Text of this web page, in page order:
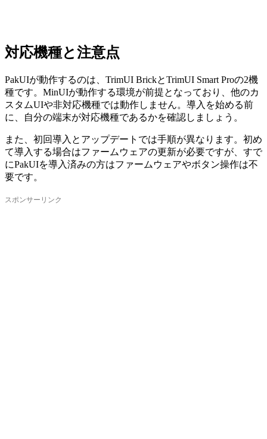
対応機種と注意点
PakUIが動作するのは、TrimUI BrickとTrimUI Smart Proの2機
種です。MinUIが動作する環境が前提となっており、他のカ
スタムUIや非対応機種では動作しません。導入を始める前
に、自分の端末が対応機種であるかを確認しましょう。
また、初回導入とアップデートでは手順が異なります。初め
て導入する場合はファームウェアの更新が必要ですが、すで
にPakUIを導入済みの方はファームウェアやボタン操作は不
要です。